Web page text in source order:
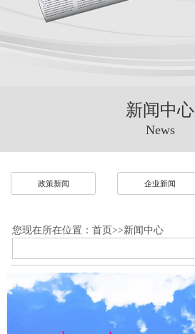
新闻中心
News
政策新闻 企业新闻
您现在所在位置： 首页>>新闻中心